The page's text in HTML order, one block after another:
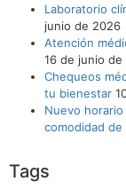
Laboratorio
junio de 2026
Atención
16 de junio de
Chequeos
tu bienestar
Nuevo
comodidad
Tags